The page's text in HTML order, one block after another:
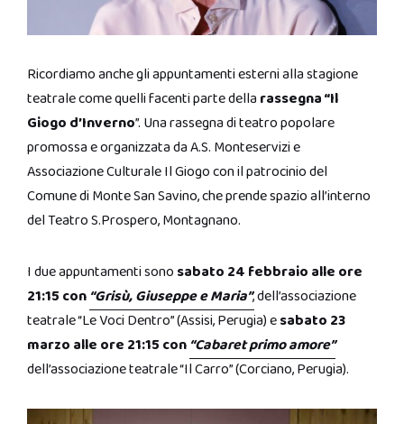
Ricordiamo anche gli appuntamenti esterni alla stagione
teatrale come quelli facenti parte della rassegna “Il
Giogo d’Inverno”. Una rassegna di teatro popolare
promossa e organizzata da A.S. Monteservizi e
Associazione Culturale Il Giogo con il patrocinio del
Comune di Monte San Savino, che prende spazio all’interno
del Teatro S.Prospero, Montagnano.
I due appuntamenti sono sabato 24 febbraio alle ore
21:15 con “Grisù, Giuseppe e Maria”,dell’associazione
teatrale “Le Voci Dentro” (Assisi, Perugia) esabato 23
marzo alle ore 21:15 con “Cabaret primo amore”
dell’associazione teatrale “Il Carro” (Corciano, Perugia).